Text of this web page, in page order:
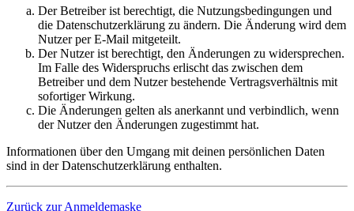
Der Betreiber ist berechtigt, die Nutzungsbedingungen und
die Datenschutzerklärung zu ändern. Die Änderung wird dem
Nutzer per E-Mail mitgeteilt.
Der Nutzer ist berechtigt, den Änderungen zu widersprechen.
Im Falle des Widerspruchs erlischt das zwischen dem
Betreiber und dem Nutzer bestehende Vertragsverhältnis mit
sofortiger Wirkung.
Die Änderungen gelten als anerkannt und verbindlich, wenn
der Nutzer den Änderungen zugestimmt hat.
Informationen über den Umgang mit deinen persönlichen Daten
sind in der Datenschutzerklärung enthalten.
Zurück zur Anmeldemaske